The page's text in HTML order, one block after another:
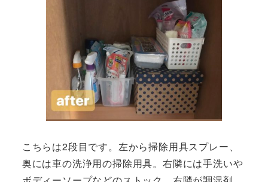
こちらは2段目です。左から掃除用具スプレー、
奥には車の洗浄用の掃除用具。右隣には手洗いや